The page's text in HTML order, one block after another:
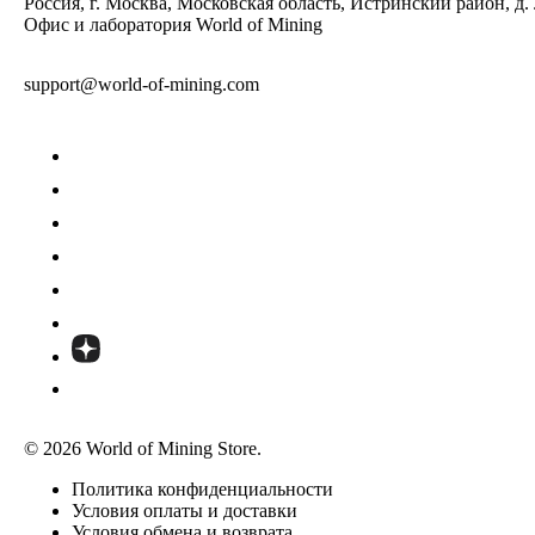
Офис и лаборатория World of Mining
support@world-of-mining.com
© 2026 World of Mining Store.
Политика конфиденциальности
Условия оплаты и доставки